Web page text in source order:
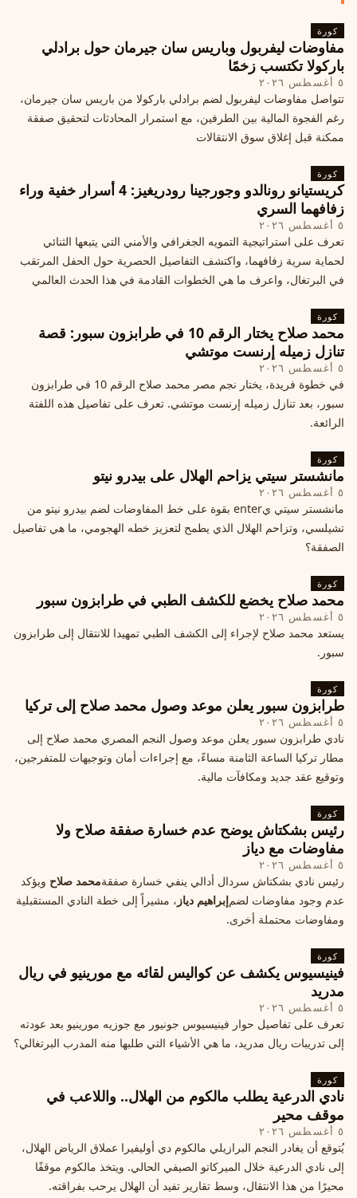
كورة
مفاوضات ليفربول وباريس سان جيرمان حول برادلي
باركولا تكتسب زخمًا
٥ أغسطس ٢٠٢٦
تتواصل مفاوضات ليفربول لضم برادلي باركولا من باريس سان جيرمان،
رغم الفجوة المالية بين الطرفين، مع استمرار المحادثات لتحقيق صفقة
ممكنة قبل إغلاق سوق الانتقالات
كورة
كريستيانو رونالدو وجورجينا رودريغيز: 4 أسرار خفية وراء
زفافهما السري
٥ أغسطس ٢٠٢٦
تعرف على استراتيجية التمويه الجغرافي والأمني التي يتبعها الثنائي
لحماية سرية زفافهما، واكتشف التفاصيل الحصرية حول الحفل المرتقب
في البرتغال، واعرف ما هي الخطوات القادمة في هذا الحدث العالمي
كورة
محمد صلاح يختار الرقم 10 في طرابزون سبور: قصة
تنازل زميله إرنست موتشي
٥ أغسطس ٢٠٢٦
في خطوة فريدة، يختار نجم مصر محمد صلاح الرقم 10 في طرابزون
سبور، بعد تنازل زميله إرنست موتشي. تعرف على تفاصيل هذه اللفتة
الرائعة.
كورة
مانشستر سيتي يزاحم الهلال على بيدرو نيتو
٥ أغسطس ٢٠٢٦
مانشستر سيتي يenter بقوة على خط المفاوضات لضم بيدرو نيتو من
تشيلسي، وتزاحم الهلال الذي يطمح لتعزيز خطه الهجومي، ما هي تفاصيل
الصفقة؟
كورة
محمد صلاح يخضع للكشف الطبي في طرابزون سبور
٥ أغسطس ٢٠٢٦
يستعد محمد صلاح لإجراء إلى الكشف الطبي تمهيدا للانتقال إلى طرابزون
سبور.
كورة
طرابزون سبور يعلن موعد وصول محمد صلاح إلى تركيا
٥ أغسطس ٢٠٢٦
نادي طرابزون سبور يعلن موعد وصول النجم المصري محمد صلاح إلى
مطار تركيا الساعة الثامنة مساءً، مع إجراءات أمان وتوجيهات للمتفرجين،
وتوقيع عقد جديد ومكافآت مالية.
كورة
رئيس بشكتاش يوضح عدم خسارة صفقة صلاح ولا
مفاوضات مع دياز
٥ أغسطس ٢٠٢٦
رئيس نادي بشكتاش سردال أدالي ينفي خسارة صفقةمحمد صلاح ويؤكد
عدم وجود مفاوضات لضمإبراهيم دياز ، مشيراً إلى خطة النادي المستقبلية
ومفاوضات محتملة أخرى.
كورة
فينيسيوس يكشف عن كواليس لقائه مع مورينيو في ريال
مدريد
٥ أغسطس ٢٠٢٦
تعرف على تفاصيل حوار فينيسيوس جونيور مع جوزيه مورينيو بعد عودته
إلى تدريبات ريال مدريد، ما هي الأشياء التي طلبها منه المدرب البرتغالي؟
كورة
نادي الدرعية يطلب مالكوم من الهلال.. واللاعب في
موقف محير
٥ أغسطس ٢٠٢٦
يُتوقع أن يغادر النجم البرازيلي مالكوم دي أوليفيرا عملاق الرياض الهلال،
إلى نادي الدرعية خلال الميركاتو الصيفي الحالي. ويتخذ مالكوم موقفًا
محيرًا من هذا الانتقال، وسط تقارير تفيد أن الهلال يرحب بفراقته.